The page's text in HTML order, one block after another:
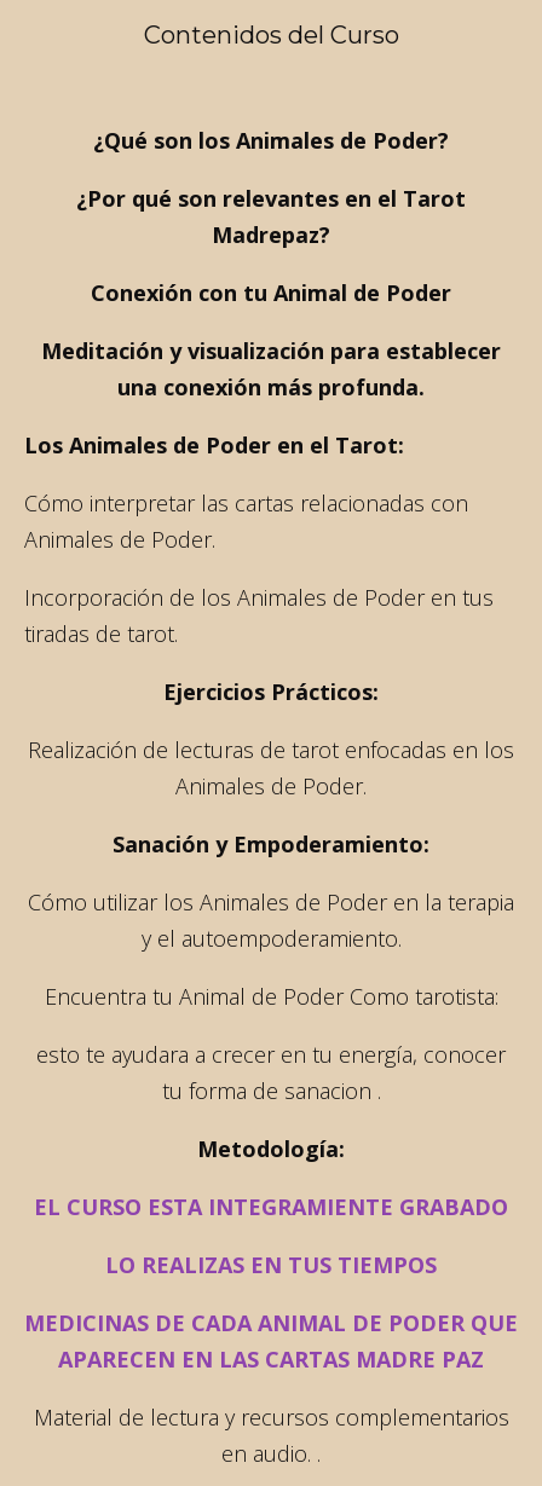
Contenidos del Curso
¿Qué son los Animales de Poder?
¿Por qué son relevantes en el Tarot
Madrepaz?
Conexión con tu Animal de Poder​​
Meditación y visualización para establecer
una conexión más profunda.
Los Animales de Poder en el Tarot:
Cómo interpretar las cartas relacionadas con
Animales de Poder.
Incorporación de los Animales de Poder en tus
tiradas de tarot.
Ejercicios Prácticos:
Realización de lecturas de tarot enfocadas en los
Animales de Poder.
Sanación y Empoderamiento:
Cómo utilizar los Animales de Poder en la terapia
y el autoempoderamiento.
Encuentra tu Animal de Poder Como tarotista:
esto te ayudara a crecer en tu energía, conocer
tu forma de sanacion .
Metodología:
EL CURSO ESTA INTEGRAMIENTE GRABADO
LO REALIZAS EN TUS TIEMPOS
MEDICINAS DE CADA ANIMAL DE PODER QUE
APARECEN EN LAS CARTAS MADRE PAZ
Material de lectura y recursos complementarios
en audio. .